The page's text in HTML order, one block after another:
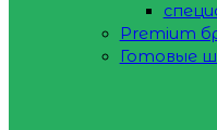
Premium
Готовые